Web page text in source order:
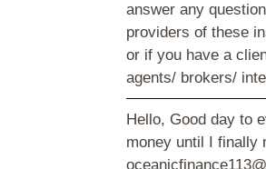
answer any
providers of these
or if you have a
agents/ brokers/
Hello, Good day to
money until I finally